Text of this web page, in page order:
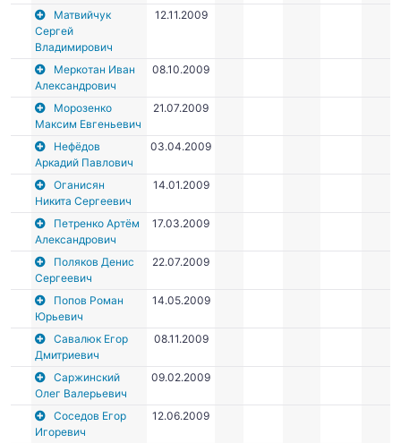
Матвийчук
Сергей
Владимирович
12.11.2009
Меркотан Иван
Александрович
08.10.2009
Морозенко
Максим Евгеньевич
21.07.2009
Нефёдов
Аркадий Павлович
03.04.2009
Оганисян
Никита Сергеевич
14.01.2009
Петренко Артём
Александрович
17.03.2009
Поляков Денис
Сергеевич
22.07.2009
Попов Роман
Юрьевич
14.05.2009
Савалюк Егор
Дмитриевич
08.11.2009
Саржинский
Олег Валерьевич
09.02.2009
Соседов Егор
Игоревич
12.06.2009